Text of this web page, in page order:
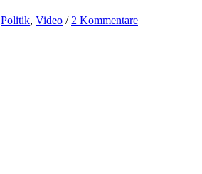
Politik, Video / 2 Kommentare